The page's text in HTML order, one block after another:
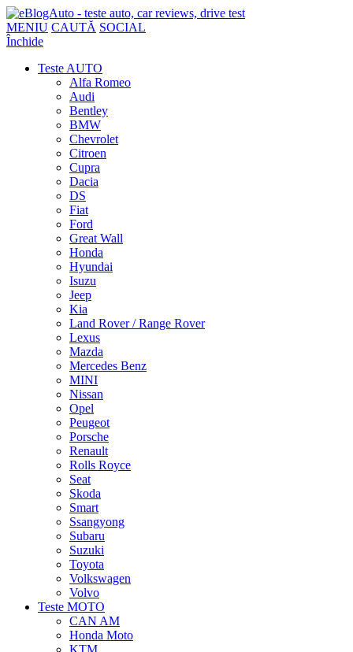
MENIU CAUTĂ SOCIAL
Închide
Teste AUTO
Alfa Romeo
Audi
Bentley
BMW
Chevrolet
Citroen
Cupra
Dacia
DS
Fiat
Ford
Great Wall
Honda
Hyundai
Isuzu
Jeep
Kia
Land Rover / Range Rover
Lexus
Mazda
Mercedes Benz
MINI
Nissan
Opel
Peugeot
Porsche
Renault
Rolls Royce
Seat
Skoda
Smart
Ssangyong
Subaru
Suzuki
Toyota
Volkswagen
Volvo
Teste MOTO
CAN AM
Honda Moto
KTM